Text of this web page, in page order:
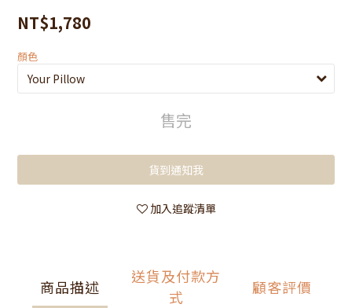
NT$1,780
顏色
售完
貨到通知我
加入追蹤清單
商品描述
送貨及付款方
式
顧客評價